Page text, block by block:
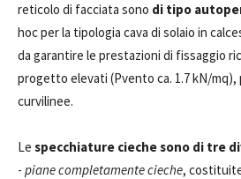
reticolo di facciata sono di tipo
hoc per la tipologia cava di solaio in
da garantire le prestazioni di fissaggio
progetto elevati (Pvento ca. 1.7 kN/
curvilinee.
Le specchiature cieche sono di tre
- piane completamente cieche,